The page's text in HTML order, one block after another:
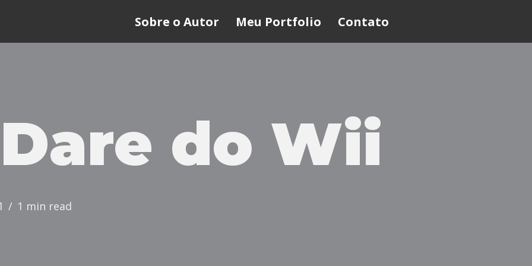
Sobre o Autor Meu Portfolio Contato
do Wii
1 min read